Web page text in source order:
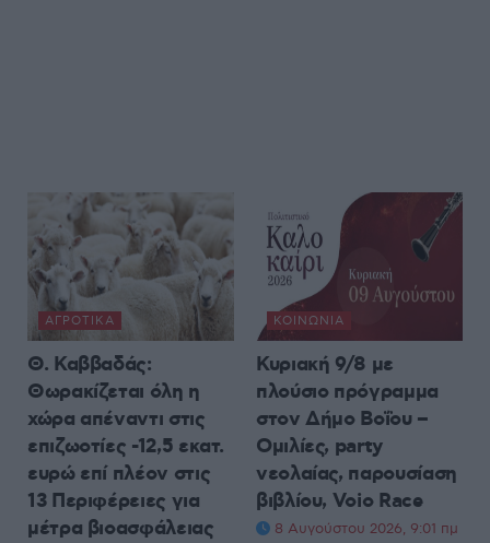
ΑΓΡΟΤΙΚΆ
Θ. Καββαδάς:
Θωρακίζεται όλη η
χώρα απέναντι στις
επιζωοτίες -12,5 εκατ.
ευρώ επί πλέον στις
13 Περιφέρειες για
μέτρα βιοασφάλειας
ΚΟΙΝΩΝΊΑ
Κυριακή 9/8 με
πλούσιο πρόγραμμα
στον Δήμο Βοΐου –
Ομιλίες, party
νεολαίας, παρουσίαση
βιβλίου, Voio Race
8 Αυγούστου 2026, 9:01 πμ